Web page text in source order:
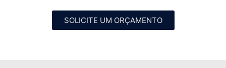
SOLICITE UM ORÇAMENTO